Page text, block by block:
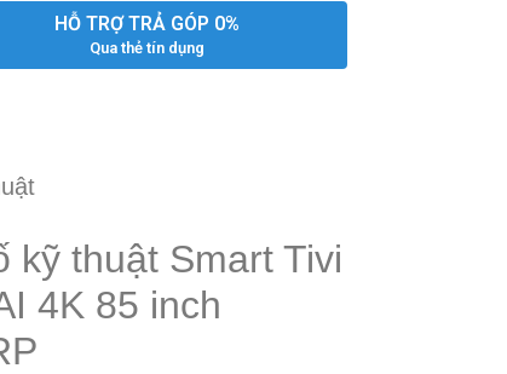
HỖ TRỢ TRẢ GÓP 0%
Qua thẻ tín dụng
kỹ thuật Smart Tivi
4K 85 inch